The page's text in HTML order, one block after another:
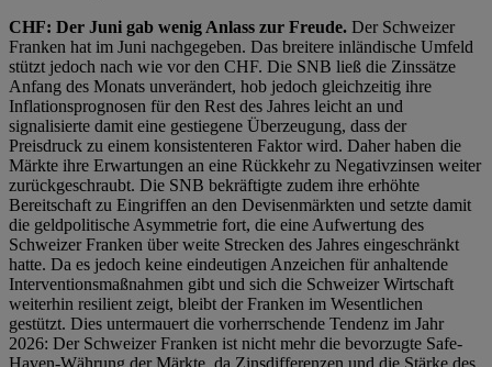
CHF: Der Juni gab wenig Anlass zur Freude. Der Schweizer
Franken hat im Juni nachgegeben. Das breitere inländische Umfeld
stützt jedoch nach wie vor den CHF. Die SNB ließ die Zinssätze
Anfang des Monats unverändert, hob jedoch gleichzeitig ihre
Inflationsprognosen für den Rest des Jahres leicht an und
signalisierte damit eine gestiegene Überzeugung, dass der
Preisdruck zu einem konsistenteren Faktor wird. Daher haben die
Märkte ihre Erwartungen an eine Rückkehr zu Negativzinsen weiter
zurückgeschraubt. Die SNB bekräftigte zudem ihre erhöhte
Bereitschaft zu Eingriffen an den Devisenmärkten und setzte damit
die geldpolitische Asymmetrie fort, die eine Aufwertung des
Schweizer Franken über weite Strecken des Jahres eingeschränkt
hatte. Da es jedoch keine eindeutigen Anzeichen für anhaltende
Interventionsmaßnahmen gibt und sich die Schweizer Wirtschaft
weiterhin resilient zeigt, bleibt der Franken im Wesentlichen
gestützt. Dies untermauert die vorherrschende Tendenz im Jahr
2026: Der Schweizer Franken ist nicht mehr die bevorzugte Safe-
Haven-Währung der Märkte, da Zinsdifferenzen und die Stärke des